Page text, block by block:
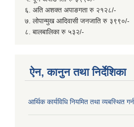
६. अति अशक्त अपाङगता रु २१२८/-
७. लोपान्मुख आदिवासी जनजाति रु ३९९०/-
८. बालबालिका रु ५३२/-
ऐन, कानुन तथा निर्देशिका
आर्थिक कार्यविधि नियमित तथा व्यबस्थित